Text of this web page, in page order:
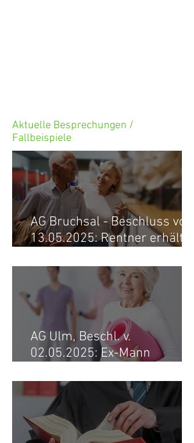
Aktuelle Besprechungen /
Fallbeispiele
AG Bruchsal - Beschluss vom
13.05.2025: Rentner erhält
Ex-Frau zurück
AG Ulm, Beschl. v.
02.05.2025: Ex-Mann
Lehrerin erhält
Versorgungsausgleich zurück